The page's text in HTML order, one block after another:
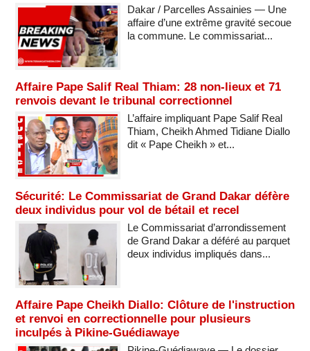
Dakar / Parcelles Assainies — Une
affaire d’une extrême gravité secoue
la commune. Le commissariat...
Affaire Pape Salif Real Thiam: 28 non-lieux et 71
renvois devant le tribunal correctionnel
L’affaire impliquant Pape Salif Real
Thiam, Cheikh Ahmed Tidiane Diallo
dit « Pape Cheikh » et...
Sécurité: Le Commissariat de Grand Dakar défère
deux individus pour vol de bétail et recel
Le Commissariat d’arrondissement
de Grand Dakar a déféré au parquet
deux individus impliqués dans...
Affaire Pape Cheikh Diallo: Clôture de l'instruction
et renvoi en correctionnelle pour plusieurs
inculpés à Pikine-Guédiawaye